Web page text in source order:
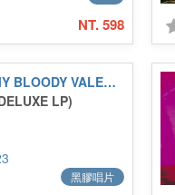
NT. 598
我的血腥情人／MY BLOODY VALENTINE
LP)
黑膠唱片